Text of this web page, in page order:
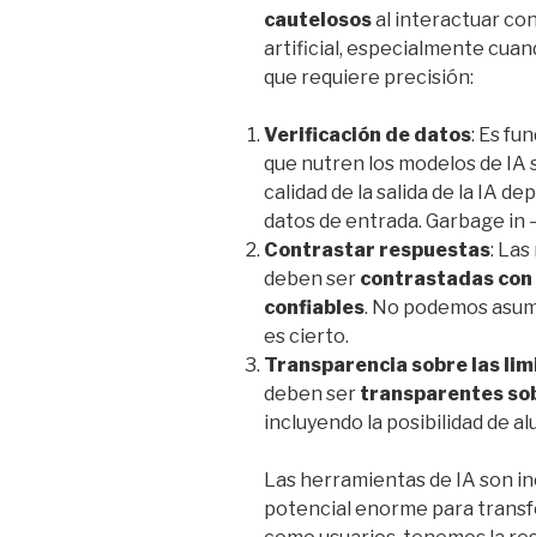
cautelososal interactuar
artificial, especialmente
que requiere precisión:
Verificación de datos: Es
que nutren los modelos de IA
calidad de la salida de la IA
datos de entrada. Garbage in
Contrastar respuestas:
deben ser contrastadas
confiables. No podemos
es cierto.
Transparencia sobre las
deben ser transparentes
incluyendo la posibilidad de
Las herramientas de IA son
potencial enorme para